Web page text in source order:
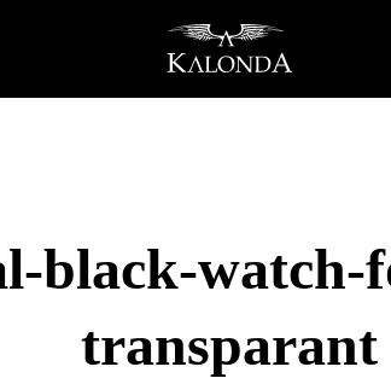
black-watch-
transparant